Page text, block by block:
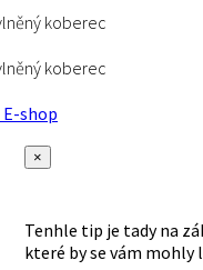
koberec
koberec
shop
×
Tenhle tip je tady na
které by se vám